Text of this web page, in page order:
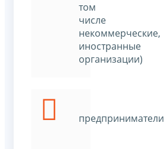
том
числе
некоммерческие,
иностранные
организации)
предприниматели